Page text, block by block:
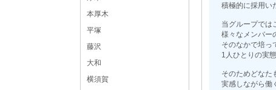
本厚木
平塚
藤沢
大和
横須賀
積極的に採用い
当グループでは
様々なメンバー
そのなかで培っ
1人ひとりの実
そのためどなた
実感しながら働